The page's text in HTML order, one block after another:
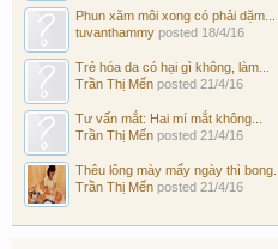
Phun xăm môi xong có phải dặm...
tuvanthammy posted 18/4/16
Trẻ hóa da có hại gì không, làm...
Trần Thị Mến posted 21/4/16
Tư vấn mắt: Hai mí mắt không...
Trần Thị Mến posted 21/4/16
Thêu lông mày mấy ngày thì bong...
Trần Thị Mến posted 21/4/16